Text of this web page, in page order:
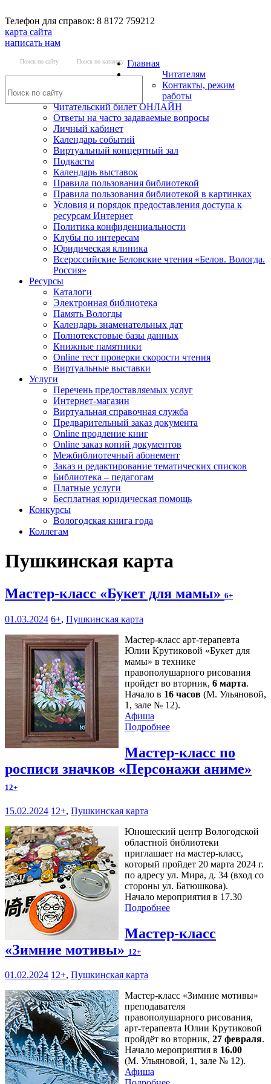
Телефон для справок: 8 8172 759212
карта сайта
написать нам
Поиск по сайту Поиск по каталогу Главная
Читателям
Контакты, режим
работы
Читательский билет ОНЛАЙН
Ответы на часто задаваемые вопросы
Личный кабинет
Календарь событий
Виртуальный концертный зал
Подкасты
Календарь выставок
Правила пользования библиотекой
Правила пользования библиотекой в картинках
Условия и порядок предоставления доступа к
ресурсам Интернет
Политика конфиденциальности
Клубы по интересам
Юридическая клиника
Всероссийские Беловские чтения «Белов. Вологда.
Россия»
Ресурсы
Каталоги
Электронная библиотека
Память Вологды
Календарь знаменательных дат
Полнотекстовые базы данных
Книжные памятники
Online тест проверки скорости чтения
Виртуальные выставки
Услуги
Перечень предоставляемых услуг
Интернет-магазин
Виртуальная справочная служба
Предварительный заказ документа
Online продление книг
Online заказ копий документов
Межбиблиотечный абонемент
Заказ и редактирование тематических списков
Библиотека – педагогам
Платные услуги
Бесплатная юридическая помощь
Конкурсы
Вологодская книга года
Коллегам
Пушкинская карта
Мастер-класс «Букет для мамы» 6+
01.03.2024 6+, Пушкинская карта
Мастер-класс арт-терапевта
Юлии Крутиковой «Букет для
мамы» в технике
правополушарного рисования
пройдет во вторник, 6 марта.
Начало в 16 часов (М. Ульяновой,
1, зале № 12).
Афиша
Подробнее
Мастер-класс по
росписи значков «Персонажи аниме»
12+
15.02.2024 12+, Пушкинская карта
Юношеский центр Вологодской
областной библиотеки
приглашает на мастер-класс,
который пройдет 20 марта 2024 г.
по адресу ул. Мира, д. 34 (вход со
стороны ул. Батюшкова).
Начало мероприятия в 17.30
Подробнее
Мастер-класс
«Зимние мотивы» 12+
01.02.2024 12+, Пушкинская карта
Мастер-класс «Зимние мотивы»
преподавателя
правополушарного рисования,
арт-терапевта Юлии Крутиковой
пройдёт во вторник, 27 февраля.
Начало мероприятия в 16.00
(М. Ульяновой, 1, зале № 12).
Афиша